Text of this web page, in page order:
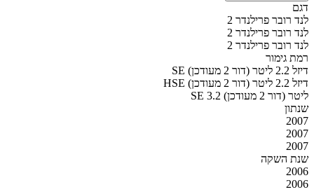
דגם
לנד רובר פרילנדר 2
לנד רובר פרילנדר 2
לנד רובר פרילנדר 2
רמת גימור
SE דיזל 2.2 ליטר (דור 2 מעודכן)
HSE דיזל 2.2 ליטר (דור 2 מעודכן)
SE 3.2 ליטר (דור 2 מעודכן)
שנתון
2007
2007
2007
שנת השקה
2006
2006